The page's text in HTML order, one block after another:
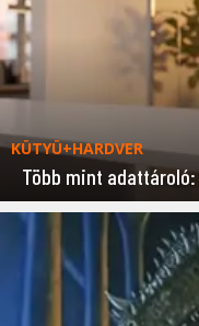
KÜTYÜ+HARDVER
Több mint adattároló: